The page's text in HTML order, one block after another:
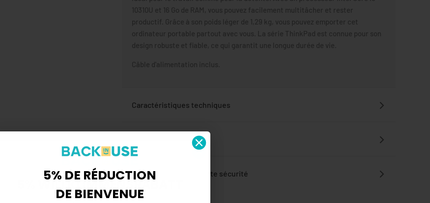
Caractéristiques techniques
Avis clients vérifiés
Comment payer en toute sécurité
5% WILLKOMMENSRABATT
5% DE RÉDUCTION
DE BIENVENUE